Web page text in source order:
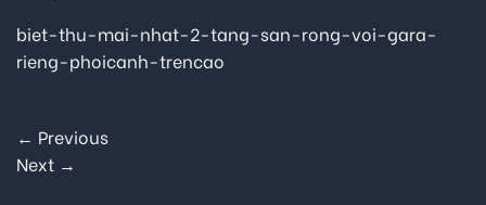
biet-thu-mai-nhat-2-tang-san-rong-voi-gara-
rieng-phoicanh-trencao
← Previous
Next →